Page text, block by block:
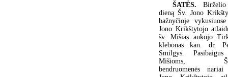
ŠATĖS.
dieną Šv. Jono
bažnyčioje
Jono Krikštytojo
šv. Mišias aukojo
klebonas kan. dr.
Smilgys.
Mišioms,
bendruomenės